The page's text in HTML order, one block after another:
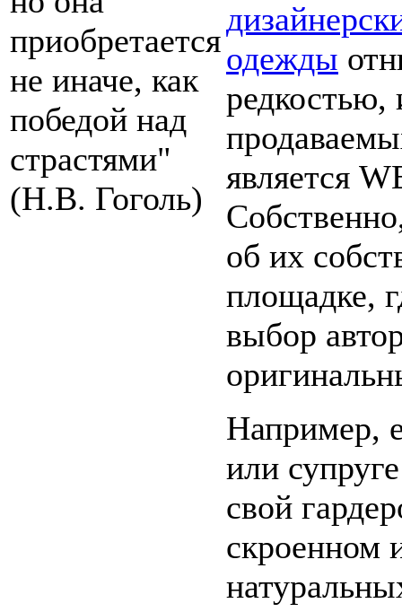
приобретается
не иначе, как
победой над
страстями"
(Н.В. Гоголь)
одежды
редкостью,
является
об их
площадке,
выбор
Например,
или
свой
скроенном